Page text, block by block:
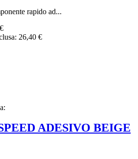
rapido ad...
26,40 €
ADESIVO BEIGE